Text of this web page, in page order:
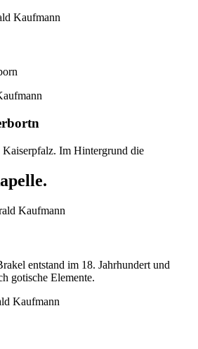
Im Hintergrund die
entstand im 18. Jahrhundert und
gotische Elemente.